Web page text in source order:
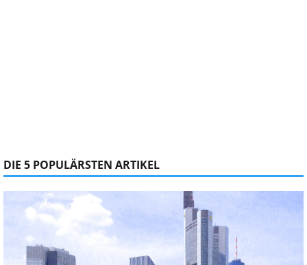
DIE 5 POPULÄRSTEN ARTIKEL